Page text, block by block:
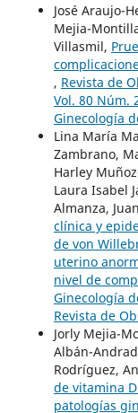
José Araujo-
Mejia-
Villasmil,
, Revista de
Vol. 80 Núm.
Ginecología
Lina María
Zambrano,
Harley
Laura Isabel
Almanza,
clínica y
de von
uterino
nivel de
Ginecología
Revista de
Jorly Mejia-
Albán-
Rodríguez,
de vitamina
patologías